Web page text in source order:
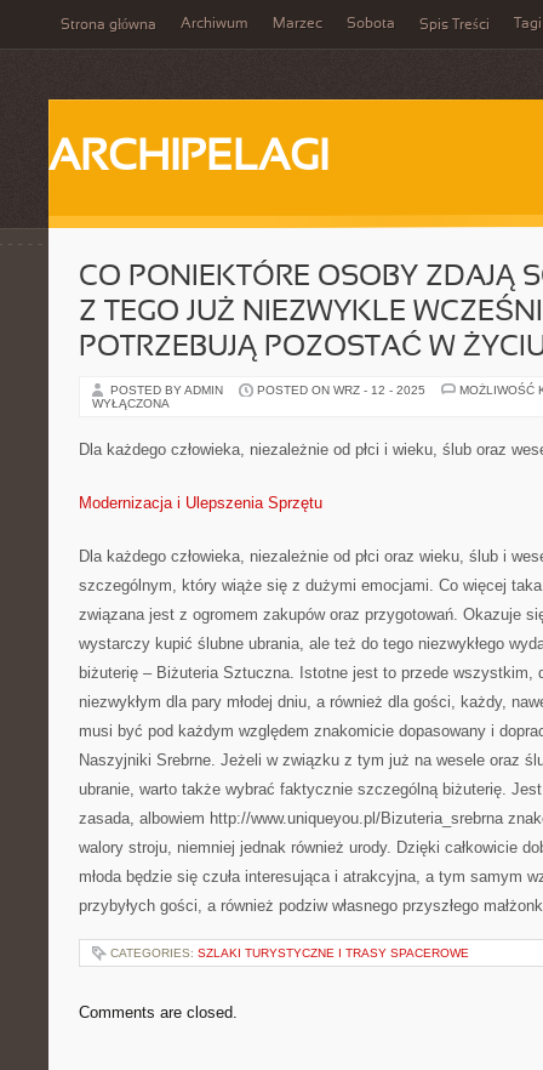
Strona główna Archiwum Marzec Sobota Spis Treści Tagi
ARCHIPELAGI
CO PONIEKTÓRE OSOBY ZDAJĄ
Z TEGO JUŻ NIEZWYKLE
POTRZEBUJĄ POZOSTAĆ W
POSTED BY ADMIN POSTED ON WRZ - 12 - 2025
MOŻLIWOŚĆ
WYŁĄCZONA
Dla każdego człowieka, niezależnie od płci i wieku, ślub oraz
Modernizacja i Ulepszenia Sprzętu
Dla każdego człowieka, niezależnie od płci oraz wieku, ślub i
szczególnym, który wiąże się z dużymi emocjami. Co więcej
związana jest z ogromem zakupów oraz przygotowań. Okazuje
wystarczy kupić ślubne ubrania, ale też do tego niezwykłego
biżuterię – Biżuteria Sztuczna. Istotne jest to przede wszystkim,
niezwykłym dla pary młodej dniu, a również dla gości, każdy,
musi być pod każdym względem znakomicie dopasowany i
Naszyjniki Srebrne. Jeżeli w związku z tym już na wesele oraz
ubranie, warto także wybrać faktycznie szczególną biżuterię.
zasada, albowiem http://www.uniqueyou.pl/Bizuteria_srebrna
walory stroju, niemniej jednak również urody. Dzięki całkowicie
młoda będzie się czuła interesująca i atrakcyjna, a tym samym
przybyłych gości, a również podziw własnego przyszłego
CATEGORIES: SZLAKI TURYSTYCZNE I TRASY SPACEROWE
Comments are closed.